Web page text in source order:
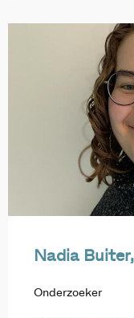
Nadia
Onderzoeker